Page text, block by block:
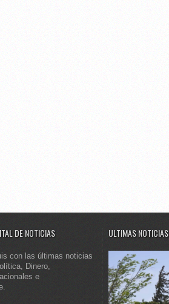
DE NOTICIAS
con las últimas noticias
Dinero,
e
ULTIMAS NOTICIAS